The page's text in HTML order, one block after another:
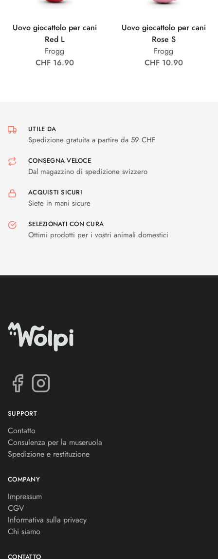
Uovo giocattolo per cani
Red L
Frogg
CHF 16.90
Uovo giocattolo per cani
Rose S
Frogg
CHF 10.90
UTILE DA
Spedizione gratuita a partire da 59 CHF
CONSEGNA VELOCE
Dal magazzino di spedizione svizzero
ACQUISTI SICURI
Siete in mani sicure
SELEZIONATI CON CURA
Ottimi prodotti per i vostri animali domestici
SUPPORT
Contatto
Consulenza per la museruola
Spedizione e restituzione
COMPANY
Impressum
CGV
Informativa sulla privacy
Chi siamo
CONTATTO